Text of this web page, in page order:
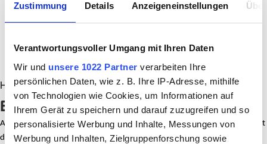
Zustimmung Details Anzeigeneinstellungen
Verantwortungsvoller Umgang mit Ihren Daten
Wir und unsere 1022 Partner verarbeiten Ihre
persönlichen Daten, wie z. B. Ihre IP-Adresse, mithilfe
von Technologien wie Cookies, um Informationen auf
Ihrem Gerät zu speichern und darauf zuzugreifen und so
personalisierte Werbung und Inhalte, Messungen von
Werbung und Inhalten, Zielgruppenforschung sowie
Hilden
Erlebe Vielfalt, die dich wachsen lässt.
Als Erzieher im Kinder- und Jugendfreizeitbereich bei Promedis24 arbeitest
du mit Kindern und Jugendlichen, die häufig belastende Erfahrungen